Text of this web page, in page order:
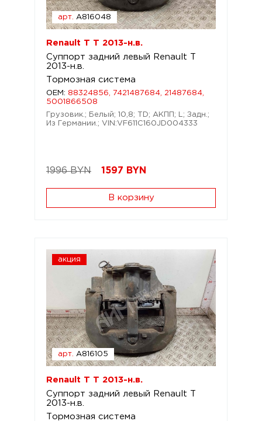
арт. A816048
Renault T T 2013-н.в.
Суппорт задний левый Renault T
2013-н.в.
Тормозная система
OEM: 88324856, 7421487684, 21487684,
5001866508
Грузовик.; Белый; 10,8; TD; АКПП; L; Задн.;
Из Германии.; VIN:VF611C160JD004333
1996 BYN 1597 BYN
В корзину
акция
арт. A816105
Renault T T 2013-н.в.
Суппорт задний левый Renault T
2013-н.в.
Тормозная система